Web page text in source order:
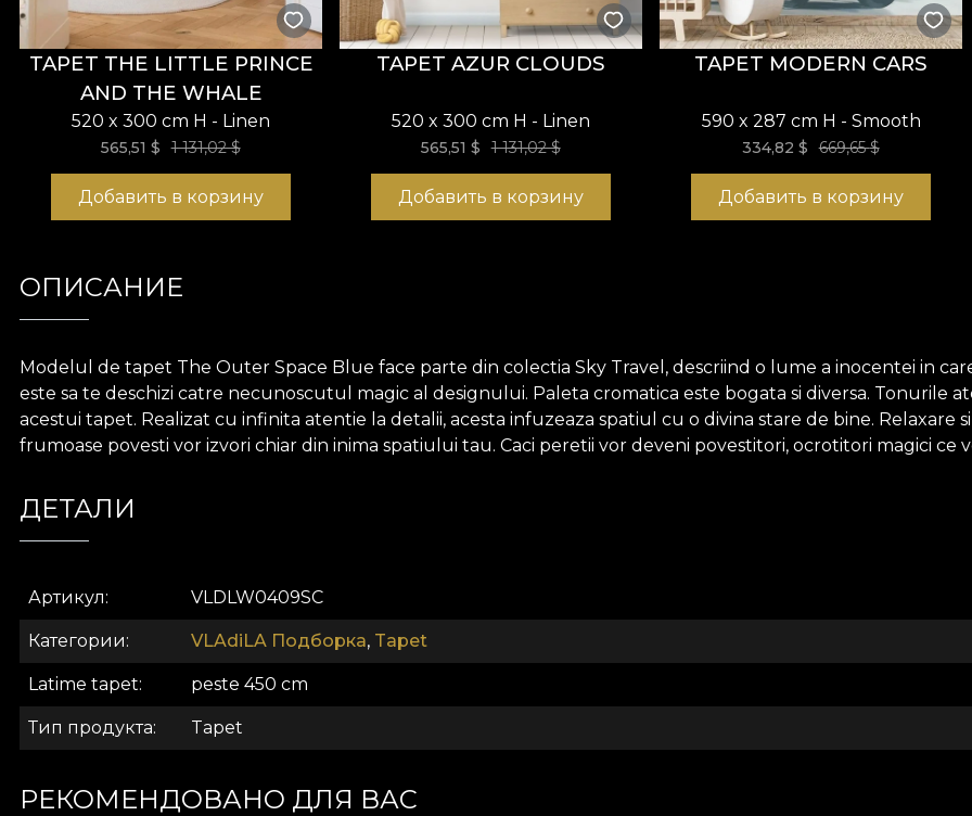
TAPET THE LITTLE PRINCE
AND THE WHALE
520 x 300 cm H - Linen
565,51$ 1 131,02 $
Добавить в корзину
TAPET AZUR CLOUDS
520 x 300 cm H - Linen
565,51$ 1 131,02 $
Добавить в корзину
TAPET MODERN CARS
590 x 287 cm H - Smooth
334,82$ 669,65$
Добавить в корзину
ОПИСАНИЕ
Modelul de tapet The Outer Space Blue face parte din colectia Sky Travel, descriind o lume a inocentei in
este sa te deschizi catre necunoscutul magic al designului. Paleta cromatica este bogata si diversa. Tonurile
acestui tapet. Realizat cu infinita atentie la detalii, acesta infuzeaza spatiul cu o divina stare de bine. Relaxare
frumoase povesti vor izvori chiar din inima spatiului tau. Caci peretii vor deveni povestitori, ocrotitori magici ce
ДЕТАЛИ
Артикул VLDLW0409SC
Категории VLAdiLA Подборка, Tapet
Latime tapet peste 450 cm
Тип продукта Tapet
РЕКОМЕНДОВАНО ДЛЯ ВАС